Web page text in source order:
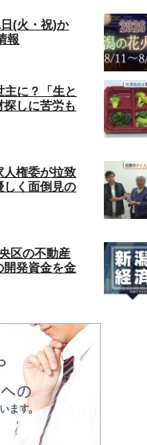
(火・祝)か
報
主に？「生と
しに苦労も
権委が拉致
しく面倒見の
区の不動産
発資金を金